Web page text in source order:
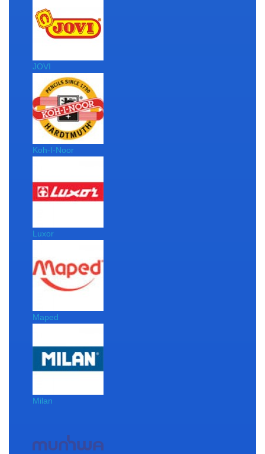
JOVI
Koh-I-Noor
Luxor
Maped
Milan